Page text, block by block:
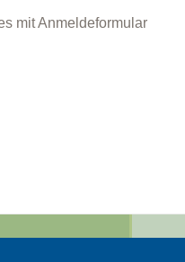
mit Anmeldeformular